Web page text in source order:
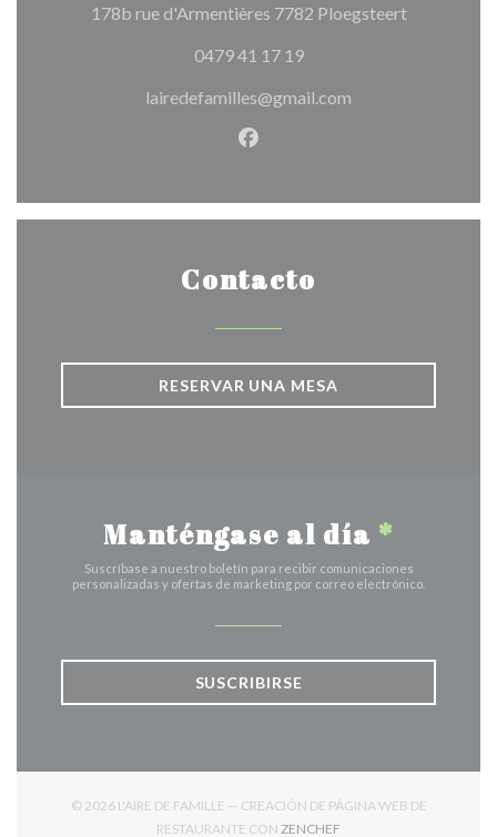
178b rue d'Armentières 7782 Ploegsteert((abre en
0479 41 17 19
lairedefamilles@gmail.com
Facebook ((abre en una
Contacto
RESERVAR UNA MESA
Manténgase al día *
Suscríbase a nuestro boletín para recibir comunicaciones
personalizadas y ofertas de marketing por correo electrónico.
SUSCRIBIRSE
© 2026 L'AIRE DE FAMILLE — CREACIÓN DE PÁGINA WEB DE
RESTAURANTE CON ZENCHEF